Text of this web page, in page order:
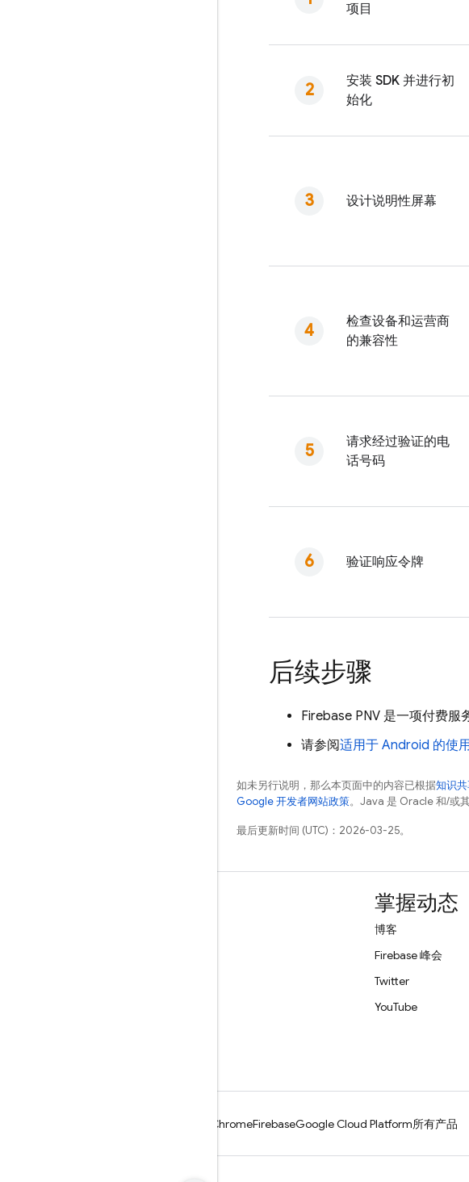
项目
安装 SDK 并进行初
始化
设计说明性屏幕
检查设备和运营商
的兼容性
请求经过验证的电
话号码
验证响应令牌
后续步骤
Firebase PNV 是一项付费服
请参阅适用于 Android 的使
如未另行说明，那么本页面中的内容已根据知识
Google 开发者网站政策。Java 是 Oracle 和/或
最后更新时间 (UTC)：2026-03-25。
掌握动态
博客
Firebase 峰会
Twitter
YouTube
ChromeFirebaseGoogle Cloud Platform所有产品